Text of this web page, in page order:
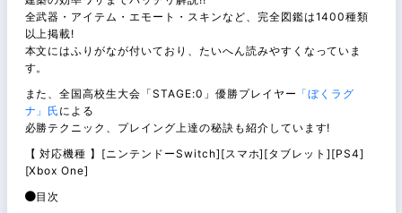
全武器・アイテム・エモート・スキンなど、完全図鑑は1400種類
以上掲載!
本文にはふりがなが付いており、たいへん読みやすくなっていま
す。
また、全国高校生大会「STAGE:0」優勝プレイヤー 「ぼくラグ
ナ」氏 による
必勝テクニック、プレイング上達の秘訣も紹介しています!
【 対応機種 】[ニンテンドーSwitch][スマホ][タブレット][PS4]
[Xbox One]
目次